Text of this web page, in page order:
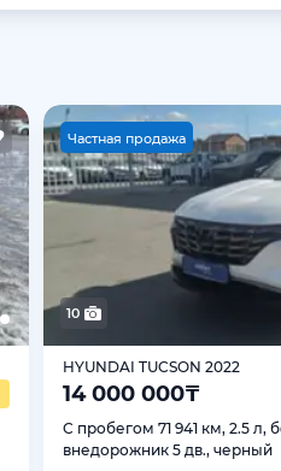
Частная продажа
10
HYUNDAI TUCSON 2022
14 000 000₸
С пробегом 71 941 км, 2.5 л,
внедорожник 5 дв., черный